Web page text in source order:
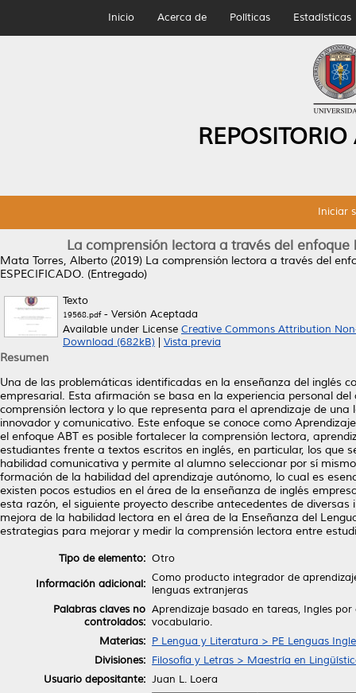
Inicio Acerca de Políticas Estadísticas
Iniciar
La comprensión lectora a través del
Mata Torres, Alberto (2019) La comprensión lectora a través del
ESPECIFICADO. (Entregado)
Texto
19568.pdf- Versión Aceptada
Available under License Creative Commons Attribution
Download (682kB)
Vista previa
Resumen
Una de las problemáticas identificadas en la enseñanza del inglés
empresarial. Esta afirmación se basa en la experiencia personal
comprensión lectora y lo que representa para el aprendizaje de
innovador y comunicativo. Este enfoque se conoce como
el enfoque ABT es posible fortalecer la comprensión lectora,
estudiantes frente a textos escritos en inglés, en particular, los que
habilidad comunicativa y permite al alumno seleccionar por sí
formación de la habilidad del aprendizaje autónomo, lo cual es
existen pocos estudios en el área de la enseñanza de inglés
esta razón, el siguiente proyecto describe antecedentes de
mejora de la habilidad lectora en el área de la Enseñanza del
estrategias para mejorar y medir la comprensión lectora entre
Tipo de elemento: Otro
Información adicional: Como producto integrador de
lenguas extranjeras
Palabras claves no
controlados:
Aprendizaje basado en tareas, Ingles
vocabulario.
Materias: P Lengua y Literatura > PE Lenguas
Divisiones: Filosofía y Letras > Maestría en
Usuario depositante: Juan L. Loera